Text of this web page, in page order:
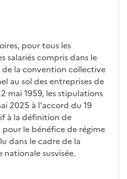
pour tous les
salariés compris dans le
la convention collective
au sol des entreprises de
mai 1959, les stipulations
2025 à l'accord du 19
à la définition de
le bénéfice de régime
dans le cadre de la
susvisée.